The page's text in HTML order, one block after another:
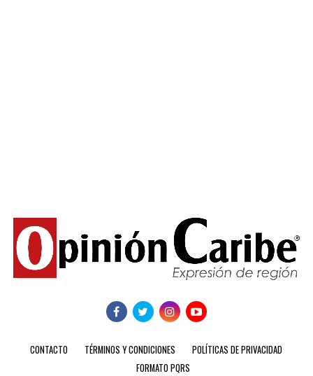
CONTACTO TÉRMINOS Y CONDICIONES
POLÍTICAS DE PRIVACIDAD
FORMATO PQRS